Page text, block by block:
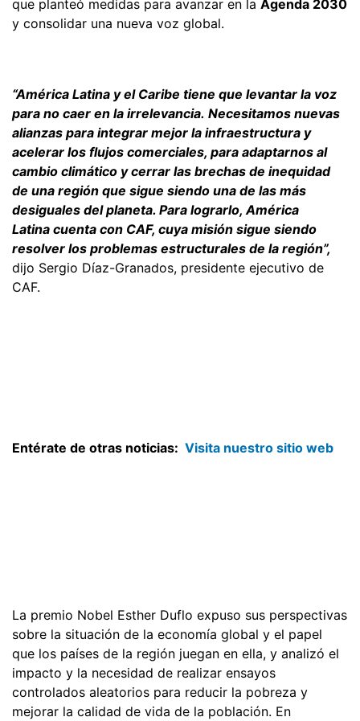
que planteó medidas para avanzar en la Agenda 2030
y consolidar una nueva voz global.
“América Latina y el Caribe tiene que levantar la voz
para no caer en la irrelevancia. Necesitamos nuevas
alianzas para integrar mejor la infraestructura y
acelerar los flujos comerciales, para adaptarnos al
cambio climático y cerrar las brechas de inequidad
de una región que sigue siendo una de las más
desiguales del planeta. Para lograrlo, América
Latina cuenta con CAF, cuya misión sigue siendo
resolver los problemas estructurales de la región”,
dijo Sergio Díaz-Granados, presidente ejecutivo de
CAF.
Entérate de otras noticias: Visita nuestro sitio web
La premio Nobel Esther Duflo expuso sus perspectivas
sobre la situación de la economía global y el papel
que los países de la región juegan en ella, y analizó el
impacto y la necesidad de realizar ensayos
controlados aleatorios para reducir la pobreza y
mejorar la calidad de vida de la población. En